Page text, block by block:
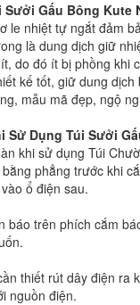
Sưởi Gấu Bông Kute
le nhiệt tự ngắt đảm
là dung dịch giữ
do đó ít bị phồng khi
kế tốt, giữ dung
mẫu mã đẹp, ngộ
Sử Dụng Túi Sưởi
khi sử dụng Túi
phẳng trước khi
ổ điện sau.
báo trên phích cắm
thiết rút dây điện ra
nguồn điện.